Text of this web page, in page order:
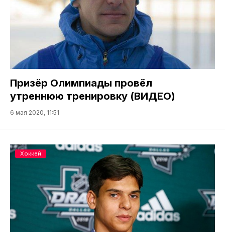
Призёр Олимпиады провёл
утреннюю тренировку (ВИДЕО)
6 мая 2020, 11:51
Хоккей